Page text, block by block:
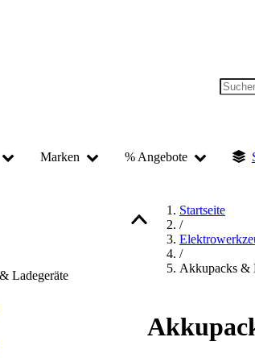
Marken % Angebote
Ladegeräte
Startseite
/
/
Akkupacks &